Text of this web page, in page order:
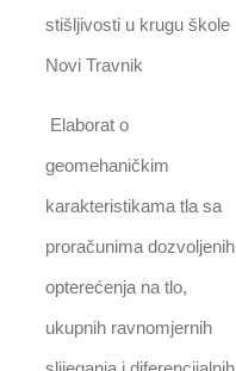
stišljivosti u krugu škole
Novi Travnik
Elaborat o
geomehaničkim
karakteristikama tla sa
proračunima dozvoljenih
opterećenja na tlo,
ukupnih ravnomjernih